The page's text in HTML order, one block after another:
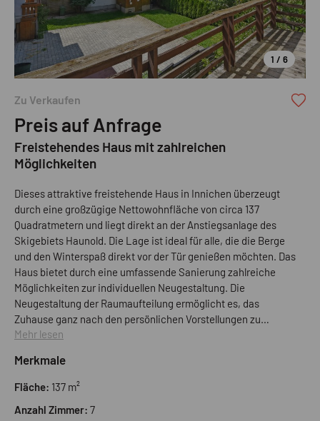
1 / 6
Zu Verkaufen
Preis auf Anfrage
Freistehendes Haus mit zahlreichen
Möglichkeiten
Dieses attraktive freistehende Haus in Innichen überzeugt
durch eine großzügige Nettowohnfläche von circa 137
Quadratmetern und liegt direkt an der Anstiegsanlage des
Skigebiets Haunold. Die Lage ist ideal für alle, die die Berge
und den Winterspaß direkt vor der Tür genießen möchten. Das
Haus bietet durch eine umfassende Sanierung zahlreiche
Möglichkeiten zur individuellen Neugestaltung. Die
Neugestaltung der Raumaufteilung ermöglicht es, das
Zuhause ganz nach den persönlichen Vorstellungen zu
kreieren und ein einzigartiges, maßgeschneidertes Projekt zu
Außenbereich vielfältig zu nutzen – ob Terrasse, Garten oder
Spielbereich. In unmittelbarer Nähe befindet sich die
während die charmante Fußgängerzone von Innichen nur
Mehr lesen
Merkmale
Fläche: 137 m²
Anzahl Zimmer: 7